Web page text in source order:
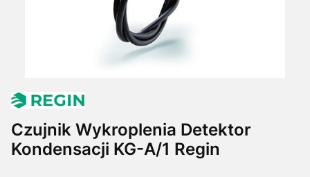
Czujnik Wykroplenia Detektor
Kondensacji KG-A/1 Regin